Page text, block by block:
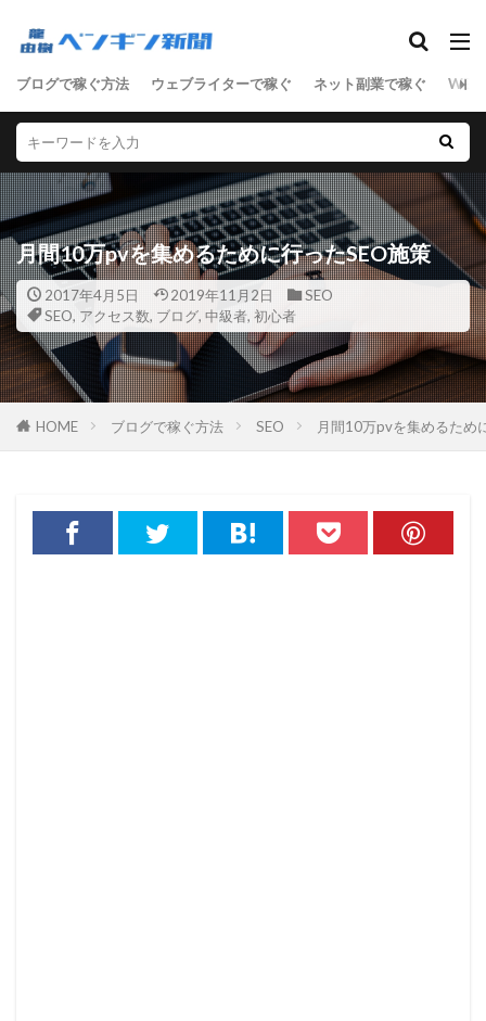
ブログで稼ぐ方法 ウェブライターで稼ぐ ネット副業で稼ぐ WEB
月間10万pvを集めるために行ったSEO施策
2017年4月5日 2019年11月2日
SEO
SEO, アクセス数, ブログ, 中級者, 初心者
HOME ブログで稼ぐ方法 SEO 月間10万pvを集めるため
SEO
ASP D2C SEO
SNSマーケティング
アクセス数
サーバ
セールスライティング
せどり
ネットショップ
ネット技術
フリーランス
ブログ
マーケティング
ライティング
リアルな人材
ワードプレス
ワードプレス中級者
上級者
初心者
副業 単語集 商材
売上向上
女性向けアフィリエイト
男性向けアフィリエイト
稼ぐステップ
節約 起業 転職